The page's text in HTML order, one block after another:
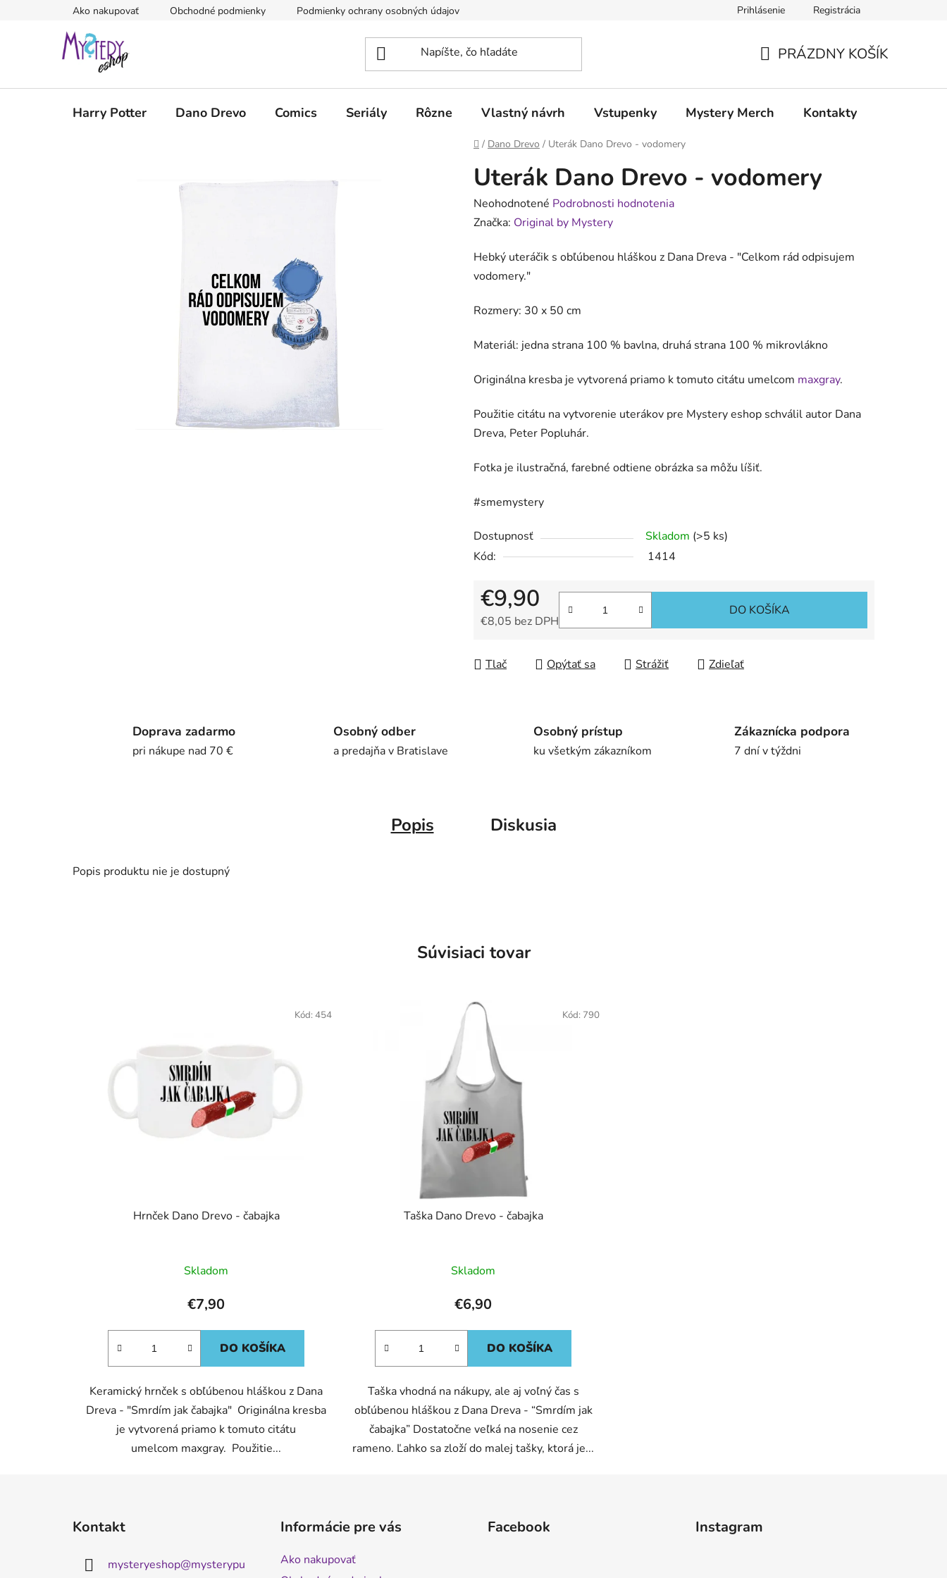
Ako nakupovať Obchodné podmienky Podmienky ochrany osobných údajov Doprava a platbaPrihlásenie Registrácia
KOŠÍK
PRÁZDNY KOŠÍK
Harry Potter Dano Drevo Comics Seriály Rôzne Vlastný návrh Vstupenky Mystery Merch Kontakty
Domov
/ Dano Drevo / Uterák Dano Drevo - vodomery
Uterák Dano Drevo - vodomery
Priemerné
hodnotenie
je
0,0
5
Neohodnotené Podrobnosti hodnotenia
Značka: Original by Mystery
Hebký uteráčik s obľúbenou hláškou z Dana Dreva - "Celkom rád odpisujem
vodomery."
Rozmery: 30 x 50 cm
Materiál: jedna strana 100 % bavlna, druhá strana 100 % mikrovlákno
Originálna kresba je vytvorená priamo k tomuto citátu umelcom maxgray.
Použitie citátu na vytvorenie uterákov pre Mystery eshop schválil autor Dana
Dreva, Peter Popluhár.
Fotka je ilustračná, farebné odtiene obrázka sa môžu líšiť.
#smemystery
Dostupnosť Skladom (>5 ks)
Kód:
1414
€9,90
€8,05 bez DPH
DO KOŠÍKA
Tlač Opýtať sa Strážiť Zdieľať
Doprava zadarmo
pri nákupe nad 70 €
Osobný odber
a predajňa v Bratislave
Osobný prístup
ku všetkým zákazníkom
Zákaznícka podpora
7 dní v týždni
Popis Diskusia
Popis produktu nie je dostupný
Súvisiaci tovar
Hrnček Dano Drevo - čabajka
Skladom
€7,90
DO KOŠÍKA
Keramický hrnček s obľúbenou hláškou z Dana
Dreva - "Smrdím jak čabajka" Originálna kresba
je vytvorená priamo k tomuto citátu
umelcom maxgray. Použitie...
Kód:454
Taška Dano Drevo - čabajka
Skladom
€6,90
DO KOŠÍKA
Taška vhodná na nákupy, ale aj voľný čas s
obľúbenou hláškou z Dana Dreva - “Smrdím jak
čabajka” Dostatočne veľká na nosenie cez
rameno. Ľahko sa zloží do malej tašky, ktorá je...
Kód: 790
Kontakt
mysteryeshop@mysterypu
Informácie pre vás
Ako nakupovať
Facebook Instagram